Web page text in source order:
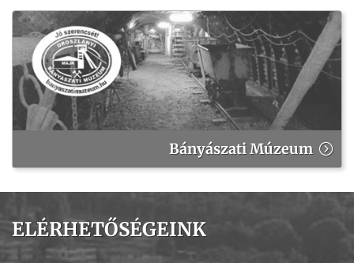
Bányászati Múzeum
ELÉRHETŐSÉGEINK